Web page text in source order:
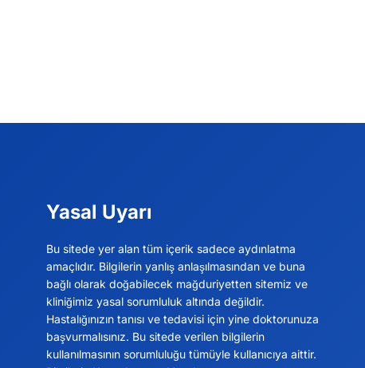
Yasal Uyarı
Bu sitede yer alan tüm içerik sadece aydınlatma
amaçlıdır. Bilgilerin yanlış anlaşılmasından ve buna
bağlı olarak doğabilecek mağduriyetten sitemiz ve
kliniğimiz yasal sorumluluk altında değildir.
Hastalığınızın tanısı ve tedavisi için yine doktorunuza
başvurmalısınız. Bu sitede verilen bilgilerin
kullanılmasının sorumluluğu tümüyle kullanıcıya aittir.